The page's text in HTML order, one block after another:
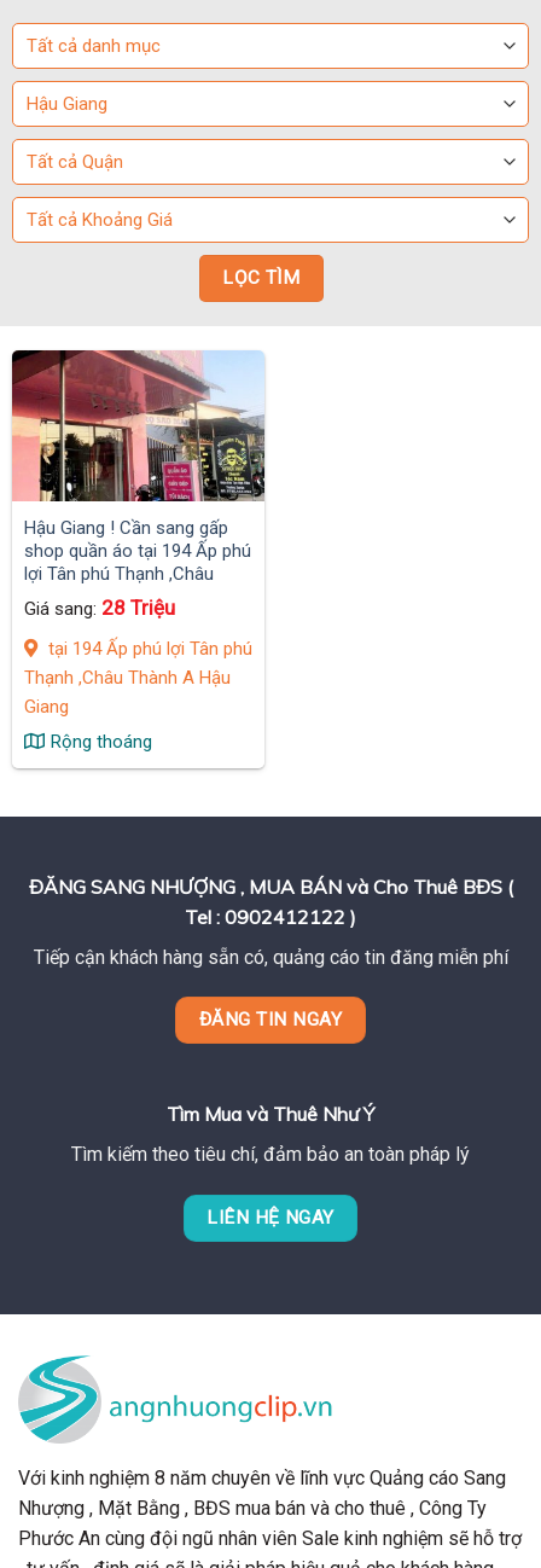
Hậu Giang ! Cần sang gấp
shop quần áo tại 194 Ấp phú
lợi Tân phú Thạnh ,Châu
Thành A
Giá sang: 28 Triệu
tại 194 Ấp phú lợi Tân phú
Thạnh ,Châu Thành A Hậu
Giang
Rộng thoáng
ĐĂNG SANG NHƯỢNG , MUA BÁN và Cho Thuê BĐS (
Tel : 0902412122 )
Tiếp cận khách hàng sẵn có, quảng cáo tin đăng miễn phí
ĐĂNG TIN NGAY
Tìm Mua và Thuê Như Ý
Tìm kiếm theo tiêu chí, đảm bảo an toàn pháp lý
LIÊN HỆ NGAY
Với kinh nghiệm 8 năm chuyên về lĩnh vực Quảng cáo Sang
Nhượng , Mặt Bằng , BĐS mua bán và cho thuê , Công Ty
Phước An cùng đội ngũ nhân viên Sale kinh nghiệm sẽ hỗ trợ